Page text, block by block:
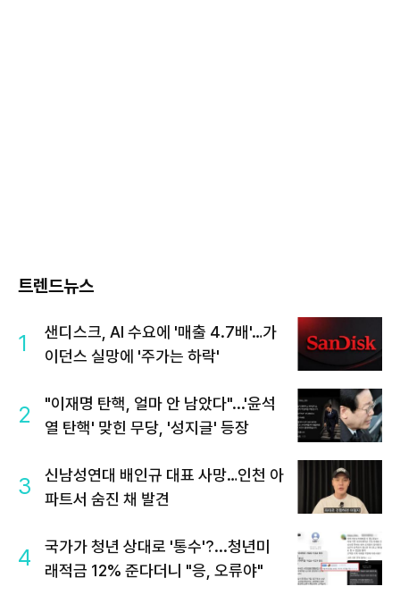
트렌드뉴스
1
샌디스크, AI 수요에 '매출 4.7배'…가
이던스 실망에 '주가는 하락'
2
"이재명 탄핵, 얼마 안 남았다"...'윤석
열 탄핵' 맞힌 무당, '성지글' 등장
3
신남성연대 배인규 대표 사망…인천 아
파트서 숨진 채 발견
4
국가가 청년 상대로 '통수'?...청년미
래적금 12% 준다더니 "응, 오류야"